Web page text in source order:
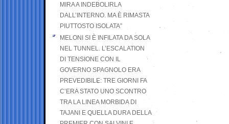
MIRA A INDEBOLIRLA
DALL’INTERNO. MA È RIMASTA
PIUTTOSTO ISOLATA”
MELONI SI È INFILATA DA SOLA
NEL TUNNEL. L’ESCALATION
DI TENSIONE CON IL
GOVERNO SPAGNOLO ERA
PREVEDIBILE: TRE GIORNI FA
C’ERA STATO UNO SCONTRO
TRA LA LINEA MORBIDA DI
TAJANI E QUELLA DURA DELLA